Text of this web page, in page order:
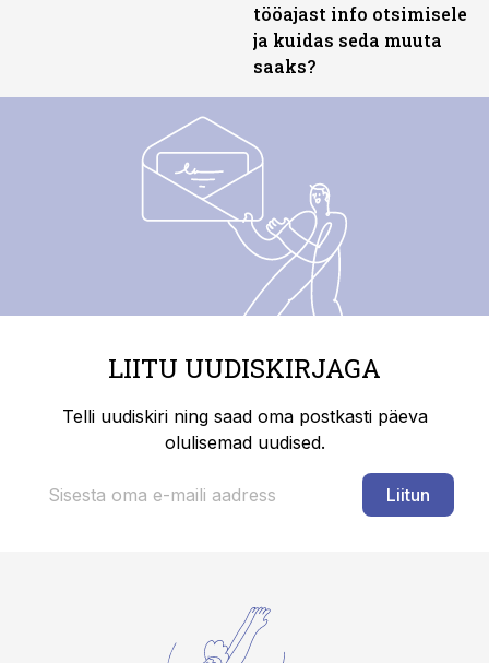
tööajast info otsimisele
ja kuidas seda muuta
saaks?
LIITU UUDISKIRJAGA
Telli uudiskiri ning saad oma postkasti päeva
olulisemad uudised.
Liitun